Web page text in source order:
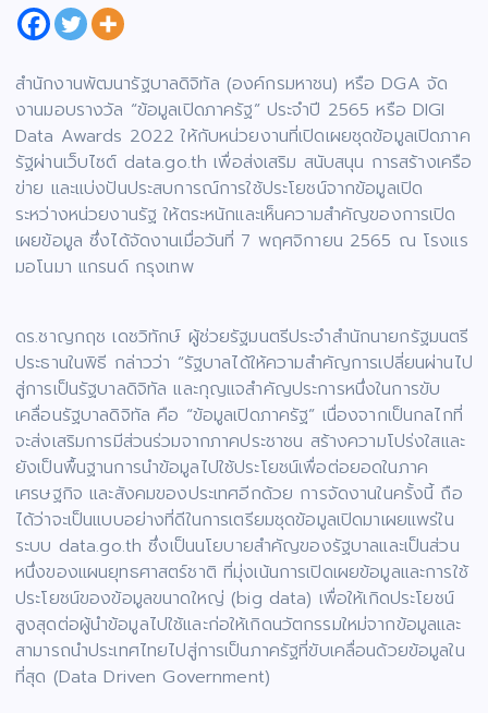
สำนักงานพัฒนารัฐบาลดิจิทัล (องค์กรมหาชน) หรือ DGA จัด
งานมอบรางวัล “ข้อมูลเปิดภาครัฐ” ประจำปี 2565 หรือ DIGI
Data Awards 2022 ให้กับหน่วยงานที่เปิดเผยชุดข้อมูลเปิดภาค
รัฐผ่านเว็บไซต์ data.go.th เพื่อส่งเสริม สนับสนุน การสร้างเครือ
ข่าย และแบ่งปันประสบการณ์การใช้ประโยชน์จากข้อมูลเปิด
ระหว่างหน่วยงานรัฐ ให้ตระหนักและเห็นความสำคัญของการเปิด
เผยข้อมูล ซึ่งได้จัดงานเมื่อวันที่ 7 พฤศจิกายน 2565 ณ โรงแร
มอโนมา แกรนด์ กรุงเทพ
ดร.ชาญกฤช เดชวิทักษ์ ผู้ช่วยรัฐมนตรีประจำสำนักนายกรัฐมนตรี
ประธานในพิธี กล่าวว่า “รัฐบาลได้ให้ความสำคัญการเปลี่ยนผ่านไป
สู่การเป็นรัฐบาลดิจิทัล และกุญแจสำคัญประการหนึ่งในการขับ
เคลื่อนรัฐบาลดิจิทัล คือ “ข้อมูลเปิดภาครัฐ” เนื่องจากเป็นกลไกที่
จะส่งเสริมการมีส่วนร่วมจากภาคประชาชน สร้างความโปร่งใสและ
ยังเป็นพื้นฐานการนำข้อมูลไปใช้ประโยชน์เพื่อต่อยอดในภาค
เศรษฐกิจ และสังคมของประเทศอีกด้วย การจัดงานในครั้งนี้ ถือ
ได้ว่าจะเป็นแบบอย่างที่ดีในการเตรียมชุดข้อมูลเปิดมาเผยแพร่ใน
ระบบ data.go.th ซึ่งเป็นนโยบายสำคัญของรัฐบาลและเป็นส่วน
หนึ่งของแผนยุทธศาสตร์ชาติ ที่มุ่งเน้นการเปิดเผยข้อมูลและการใช้
ประโยชน์ของข้อมูลขนาดใหญ่ (big data) เพื่อให้เกิดประโยชน์
สูงสุดต่อผู้นำข้อมูลไปใช้และก่อให้เกิดนวัตกรรมใหม่จากข้อมูลและ
สามารถนำประเทศไทยไปสู่การเป็นภาครัฐที่ขับเคลื่อนด้วยข้อมูลใน
ที่สุด (Data Driven Government)